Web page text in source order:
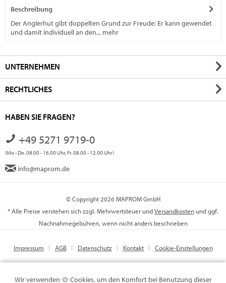
Beschreibung
Der Anglerhut gibt doppelten Grund zur Freude: Er kann gewendet
und damit individuell an den... mehr
UNTERNEHMEN
RECHTLICHES
HABEN SIE FRAGEN?
+49 5271 9719-0
(Mo - Do. 08.00 - 16.00 Uhr, Fr. 08.00 - 12.00 Uhr)
info@maprom.de
© Copyright 2026 MAPROM GmbH
* Alle Preise verstehen sich zzgl. Mehrwertsteuer undVersandkosten und ggf.
Nachnahmegebühren, wenn nicht anders beschrieben
Impressum AGB Datenschutz Kontakt Cookie-Einstellungen
Wir verwenden Cookies, um den Komfort bei Benutzung dieser